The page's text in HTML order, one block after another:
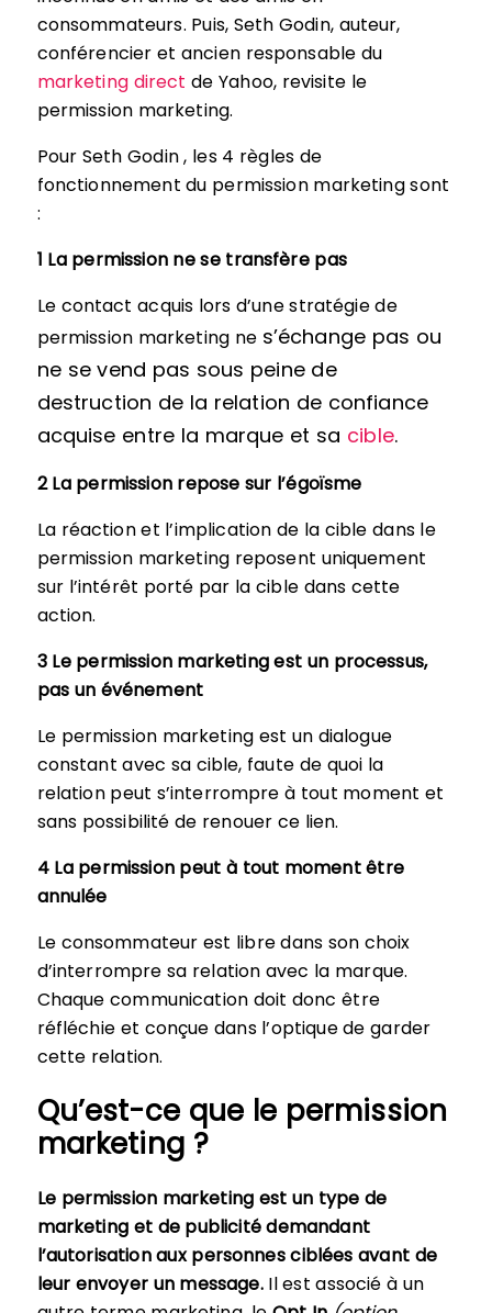
consommateurs. Puis, Seth Godin, auteur,
conférencier et ancien responsable du
marketing direct de Yahoo, revisite le
permission marketing.
Pour Seth Godin , les 4 règles de
fonctionnement du permission marketing sont
:
1 La permission ne se transfère pas
Le contact acquis lors d’une stratégie de
permission marketing ne s’échange pas ou
ne se vend pas sous peine de
destruction de la relation de confiance
acquise entre la marque et sa cible.
2 La permission repose sur l’égoïsme
La réaction et l’implication de la cible dans le
permission marketing reposent uniquement
sur l’intérêt porté par la cible dans cette
action.
3 Le permission marketing est un processus,
pas un événement
Le permission marketing est un dialogue
constant avec sa cible, faute de quoi la
relation peut s’interrompre à tout moment et
sans possibilité de renouer ce lien.
4 La permission peut à tout moment être
annulée
Le consommateur est libre dans son choix
d’interrompre sa relation avec la marque.
Chaque communication doit donc être
réfléchie et conçue dans l’optique de garder
cette relation.
Qu’est-ce que le permission
marketing ?
Le permission marketing est un type de
marketing et de publicité demandant
l’autorisation aux personnes ciblées avant de
leur envoyer un message.Il est associé à un